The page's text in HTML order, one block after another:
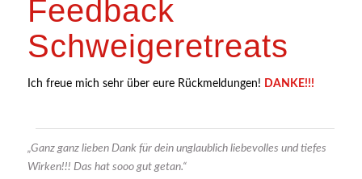
Feedback
Schweigeretreats
Ich freue mich sehr über eure Rückmeldungen! DANKE!!!
„Ganz ganz lieben Dank für dein unglaublich liebevolles und tiefes
Wirken!!! Das hat sooo gut getan.“